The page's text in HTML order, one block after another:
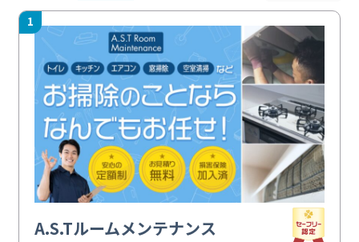
1
A.S.Tルームメンテナンス